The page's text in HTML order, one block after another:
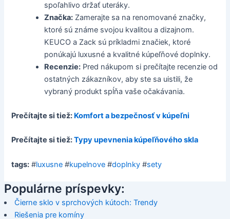
spoľahlivo držať uteráky.
Značka: Zamerajte sa na renomované značky,
ktoré sú známe svojou kvalitou a dizajnom.
KEUCO a Zack sú príkladmi značiek, ktoré
ponúkajú luxusné a kvalitné kúpeľňové doplnky.
Recenzie: Pred nákupom si prečítajte recenzie od
ostatných zákazníkov, aby ste sa uistili, že
vybraný produkt spĺňa vaše očakávania.
Prečítajte si tiež: Komfort a bezpečnosť v kúpeľni
Prečítajte si tiež:Typy upevnenia kúpeľňového skla
tags: #luxusne #kupelnove #doplnky #sety
Populárne príspevky:
Čierne sklo v sprchových kútoch: Trendy
Riešenia pre komíny